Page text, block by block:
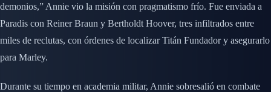
demonios,” Annie vio la misión con pragmatismo frío. Fue enviada a
Paradis con Reiner Braun y Bertholdt Hoover, tres infiltrados entre
miles de reclutas, con órdenes de localizar Titán Fundador y asegurarlo
para Marley.
Durante su tiempo en academia militar, Annie sobresalió en combate